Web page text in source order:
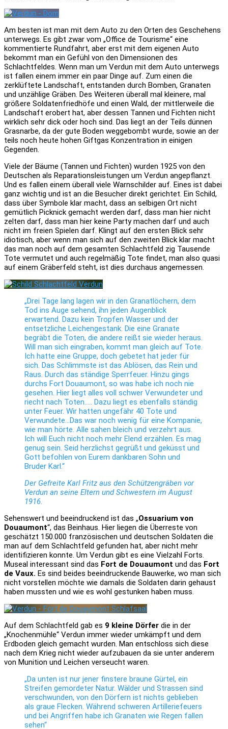
Am besten ist man mit dem Auto zu den Orten des Geschehens
unterwegs. Es gibt zwar vom „Office de Tourisme“ eine
kommentierte Rundfahrt, aber erst mit dem eigenen Auto
bekommt man ein Gefühl von den Dimensionen des
Schlachtfeldes. Wenn man um Verdun mit dem Auto unterwegs
ist fallen einem immer ein paar Dinge auf. Zum einen die
zerklüftete Landschaft, entstanden durch Bomben, Granaten
und unzählige Gräben. Des Weiteren überall mal kleinere, mal
größere Soldatenfriedhöfe und einen Wald, der mittlerweile die
Landschaft erobert hat, aber dessen Tannen und Fichten nicht
wirklich sehr dick oder hoch sind. Das liegt an der Teils dünnen
Grasnarbe, da der gute Boden weggebombt wurde, sowie an der
teils noch heute hohen Giftgas Konzentration in einigen
Gegenden.
Viele der Bäume (Tannen und Fichten) wurden 1925 von den
Deutschen als Reparationsleistungen um Verdun angepflanzt.
Und es fallen einem überall viele Warnschilder auf. Eines ist dabei
ganz wichtig und ist an die Besucher direkt gerichtet. Ein Schild,
dass über Symbole klar macht, dass an selbigen Ort nicht
gemütlich Picknick gemacht werden darf, dass man hier nicht
zelten darf, dass man hier keine Party machen darf und auch
nicht im freien Spielen darf. Klingt auf den ersten Blick sehr
idiotisch, aber wenn man sich auf den zweiten Blick klar macht
das man noch auf dem gesamten Schlachtfeld zig Tausende
Tote vermutet und auch regelmäßig Tote findet, man also quasi
auf einem Gräberfeld steht, ist dies durchaus angemessen.
„Drei Tage lang lagen wir in den Granatlöchern, dem
Tod ins Auge sehend, ihn jeden Augenblick
erwartend. Dazu kein Tropfen Wasser und der
entsetzliche Leichengestank. Die eine Granate
begräbt die Toten, die andere reißt sie wieder heraus.
Will man sich eingraben, kommt man gleich auf Tote.
Ich hatte eine Gruppe, doch gebetet hat jeder für
sich. Das Schlimmste ist das Ablösen, das Rein und
Raus. Durch das ständige Sperrfeuer. Hinzu gings
durchs Fort Douaumont, so was habe ich noch nie
gesehen. Hier liegt alles voll schwer Verwundeter und
riecht nach Toten….. Dazu liegt es ebenfalls ständig
unter Feuer. Wir hatten ungefähr 40 Tote und
Verwundete…Das war noch wenig für eine Kompanie,
wie man hörte. Alle sahen bleich und verzehrt aus.
Ich will Euch nicht noch mehr Elend erzählen. Es mag
genug sein. Seid herzlichst gegrüßt und geküsst und
Gott befohlen von Eurem dankbaren Sohn und
Bruder Karl.“
Der Gefreite Karl Fritz aus den Schützengräben vor
Verdun an seine Eltern und Schwestern im August
1916.
Sehenswert und beeindruckend ist das „Ossuarium von
Douaumont“, das Beinhaus. Hier liegen die Überreste von
geschätzt 150.000 französischen und deutschen Soldaten die
man auf dem Schlachtfeld gefunden hat, aber nicht mehr
identifizieren konnte. Um Verdun gibt es eine Vielzahl Forts.
Museal interessant sind das Fort de Douaumont und das Fort
de Vaux. Es sind beides beeindruckende Bauwerke, wo man sich
nicht vorstellen möchte wie damals die Soldaten darin gehaust
haben mussten und wie es wohl gestunken haben muss.
Auf dem Schlachtfeld gab es 9 kleine Dörfer die in der
„Knochenmühle“ Verdun immer wieder umkämpft und dem
Erdboden gleich gemacht wurden. Man entschloss sich diese
nach dem Krieg nicht wieder aufzubauen da sie unter anderem
von Munition und Leichen verseucht waren.
„Da unten ist nur jener finstere braune Gürtel, ein
Streifen gemordeter Natur. Wälder und Strassen sind
verschwunden, von den Dörfern ist nichts geblieben
als graue Flecken. Während schweren Artilleriefeuers
und bei Angriffen habe ich Granaten wie Regen fallen
sehen“